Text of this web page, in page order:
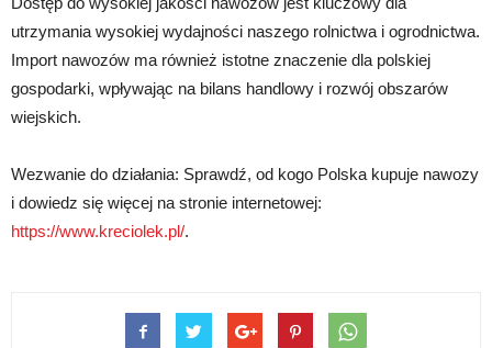
utrzymania wysokiej wydajności naszego rolnictwa i ogrodnictwa.
Import nawozów ma również istotne znaczenie dla polskiej
gospodarki, wpływając na bilans handlowy i rozwój obszarów
wiejskich.
Wezwanie do działania: Sprawdź, od kogo Polska kupuje nawozy
i dowiedz się więcej na stronie internetowej:
https://www.kreciolek.pl/.